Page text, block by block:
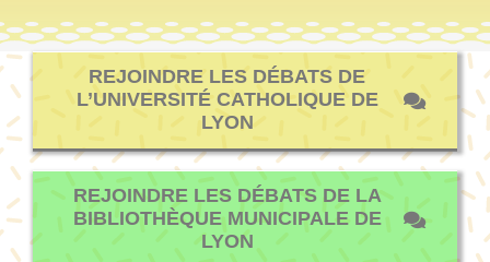
Contact
Choisissez votre pays
REJOINDRE LES DÉBATS DE
L’UNIVERSITÉ CATHOLIQUE DE
LYON
REJOINDRE LES DÉBATS DE LA
BIBLIOTHÈQUE MUNICIPALE DE
LYON